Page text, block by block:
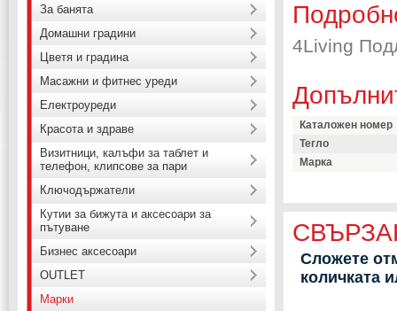
4Living
Каталожен номер
Тегло
Марка
Сложете
количката
За банята
Домашни градини
Цветя и градина
Масажни и фитнес уреди
Електроуреди
Красота и здраве
Визитници, калъфи за таблет и
телефон, клипсове за пари
Ключодържатели
Кутии за бижута и аксесоари за
пътуване
Бизнес аксесоари
OUTLET
Марки